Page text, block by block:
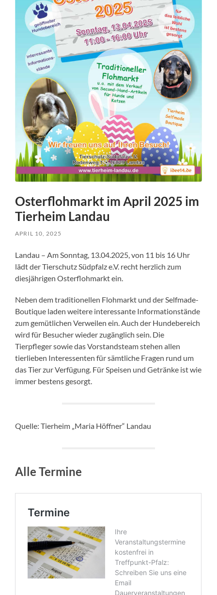
Osterflohmarkt im April 2025 im
Tierheim Landau
APRIL 10, 2025
Landau – Am Sonntag, 13.04.2025, von 11 bis 16 Uhr
lädt der Tierschutz Südpfalz e.V. recht herzlich zum
diesjährigen Osterflohmarkt ein.
Neben dem traditionellen Flohmarkt und der Selfmade-
Boutique laden weitere interessante Informationstände
zum gemütlichen Verweilen ein. Auch der Hundebereich
wird für Besucher wieder zugänglich sein. Die
Tierpfleger sowie das Vorstandsteam stehen allen
tierlieben Interessenten für sämtliche Fragen rund um
das Tier zur Verfügung. Für Speisen und Getränke ist wie
immer bestens gesorgt.
Quelle: Tierheim „Maria Höffner“ Landau
Alle Termine